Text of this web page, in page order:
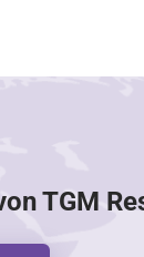
TGM